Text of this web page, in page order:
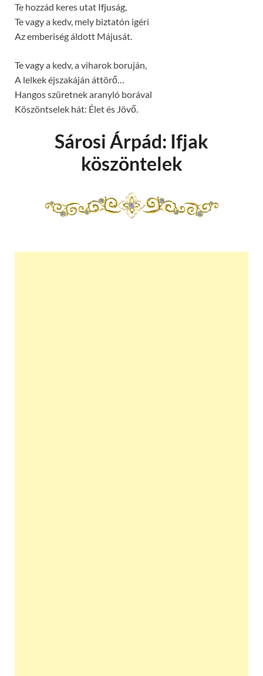
Te hozzád keres utat Ifjuság,
Te vagy a kedv, mely biztatón igéri
Az emberiség áldott Májusát.
Te vagy a kedv, a viharok boruján,
A lelkek éjszakáján áttörő…
Hangos szüretnek aranyló borával
Köszöntselek hát: Élet és Jövő.
Sárosi Árpád: Ifjak
köszöntelek